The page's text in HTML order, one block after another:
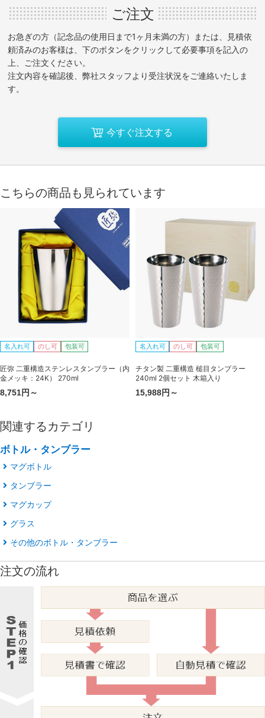
ご注文
お急ぎの方（記念品の使用日まで1ヶ月未満の方）または、見積依
頼済みのお客様は、下のボタンをクリックして必要事項を記入の
上、ご注文ください。
注文内容を確認後、弊社スタッフより受注状況をご連絡いたしま
す。
今すぐ注文する
こちらの商品も見られています
名入れ可 のし可 包装可
匠弥 二重構造ステンレスタンブラー（内
金メッキ：24K） 270ml
8,751円～
名入れ可 のし可 包装可
チタン製 二重構造 槌目タンブラー
240ml 2個セット 木箱入り
15,988円～
関連するカテゴリ
ボトル・タンブラー
マグボトル
タンブラー
マグカップ
グラス
その他のボトル・タンブラー
注文の流れ